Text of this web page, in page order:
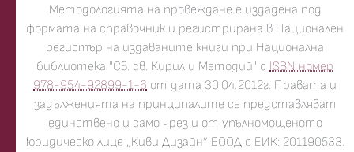
Методологията на провеждане е издадена под
формата на справочник и регистрирана в Национален
регистър на издаваните книги при Национална
библиотека "Св. св. Кирил и Методий" с ISBN номер
978-954-92899-1-6 от дата 30.04.2012г. Правата и
задълженията на принципалите се представляват
единствено и само чрез и от упълномощеното
юридическо лице „Киви Дизайн” ЕООД с ЕИК: 201190533.